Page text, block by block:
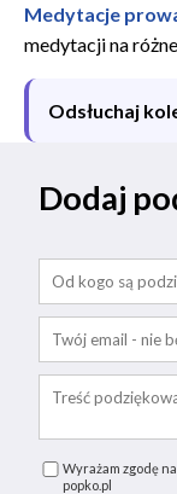
Medytacje
medytacji na
Odsłuchaj
Dodaj
Wyrażam zgodę
popko.pl